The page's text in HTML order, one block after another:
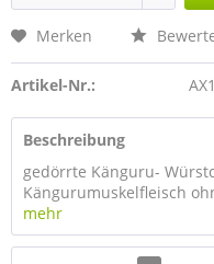
Merken
Artikel-Nr.:
Beschreibung
gedörrte Känguru-
Kängurumuskelfleisch
mehr